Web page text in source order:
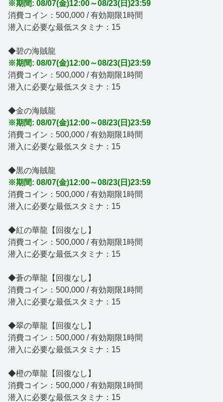
※期間: 08/07(金)12:00～08/23(日)23:59
消費コイン：500,000 / 有効期限1時間
潜入に必要な最低スタミナ：15
◆碧の海賊龍
※期間: 08/07(金)12:00～08/23(日)23:59
消費コイン：500,000 / 有効期限1時間
潜入に必要な最低スタミナ：15
◆金の海賊龍
※期間: 08/07(金)12:00～08/23(日)23:59
消費コイン：500,000 / 有効期限1時間
潜入に必要な最低スタミナ：15
◆黒の海賊龍
※期間: 08/07(金)12:00～08/23(日)23:59
消費コイン：500,000 / 有効期限1時間
潜入に必要な最低スタミナ：15
◆紅の華龍【回復なし】
消費コイン：500,000 / 有効期限1時間
潜入に必要な最低スタミナ：15
◆蒼の華龍【回復なし】
消費コイン：500,000 / 有効期限1時間
潜入に必要な最低スタミナ：15
◆翠の華龍【回復なし】
消費コイン：500,000 / 有効期限1時間
潜入に必要な最低スタミナ：15
◆橙の華龍【回復なし】
消費コイン：500,000 / 有効期限1時間
潜入に必要な最低スタミナ：15